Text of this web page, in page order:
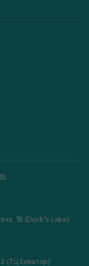
1В (Duck's Lake)
(ТЦ Екватор)